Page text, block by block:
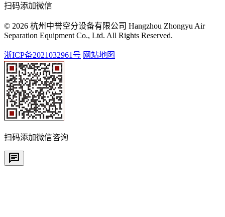
扫码添加微信
© 2026 杭州中誉空分设备有限公司 Hangzhou Zhongyu Air
Separation Equipment Co., Ltd. All Rights Reserved.
浙ICP备2021032961号 网站地图
扫码添加微信咨询
chat